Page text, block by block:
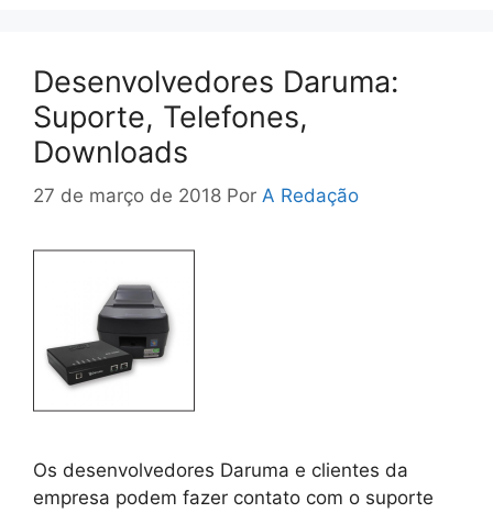
Desenvolvedores Daruma:
Suporte, Telefones,
Downloads
27 de março de 2018 Por A Redação
Os desenvolvedores Daruma e clientes da
empresa podem fazer contato com o suporte